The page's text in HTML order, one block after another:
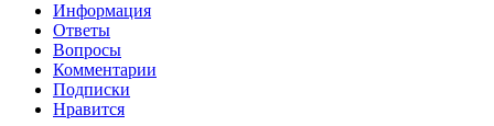
Информация
Ответы
Вопросы
Комментарии
Подписки
Нравится